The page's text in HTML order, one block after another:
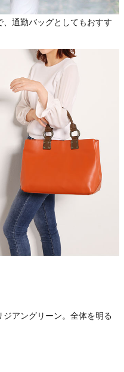
通勤バッグとしてもおすす
アングリーン。全体を明る